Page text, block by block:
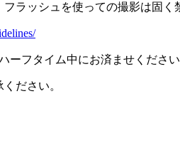
ラッシュを使っての撮影は固く
ーフタイム中にお済ませください
ださい。